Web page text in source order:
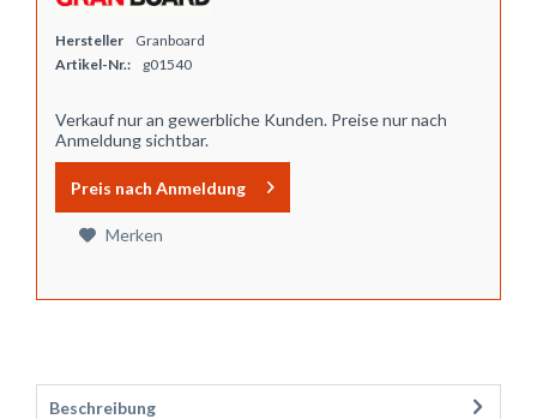
Hersteller
Granboard
Artikel-Nr.:
g01540
Verkauf nur an gewerbliche Kunden. Preise nur nach
Anmeldung sichtbar.
Preis nach Anmeldung
Merken
Beschreibung